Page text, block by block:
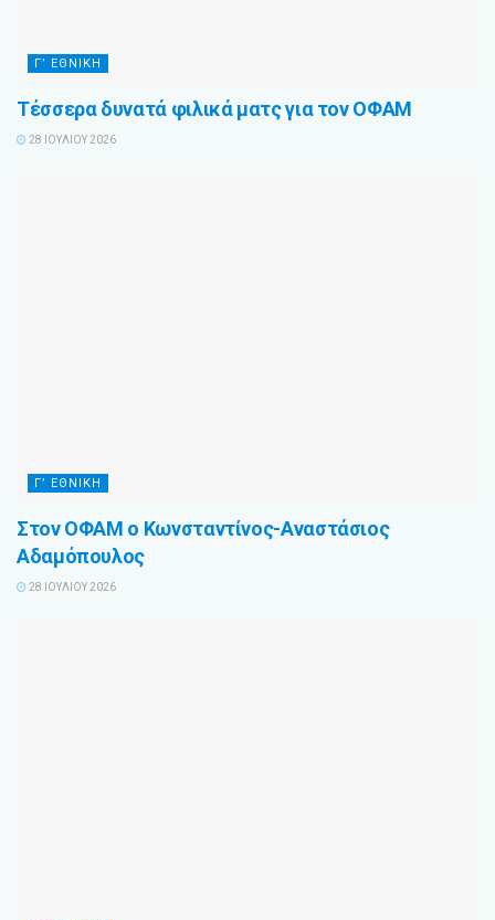
Γ’ ΕΘΝΙΚΉ
Τέσσερα δυνατά φιλικά ματς για τον ΟΦΑΜ
28 ΙΟΥΛΊΟΥ 2026
Γ’ ΕΘΝΙΚΉ
Στον ΟΦΑΜ ο Κωνσταντίνος-Αναστάσιος
Αδαμόπουλος
28 ΙΟΥΛΊΟΥ 2026